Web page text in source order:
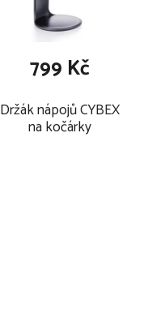
Držák nápojů CYBEX
na kočárky
799 Kč